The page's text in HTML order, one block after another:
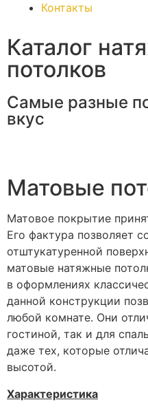
Контакты
Каталог
потолков
Самые разные
вкус
Матовые
Матовое покрытие
Его фактура позволяет
отштукатуренной
матовые натяжные
в оформлениях
данной конструкции
любой комнате. Они
гостиной, так и для
даже тех, которые
высотой.
Характеристика